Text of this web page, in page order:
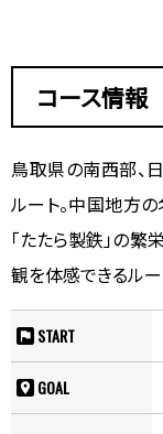
コース情報
鳥取県の南西部、
ルート。中国地方
「たたら製鉄」の
観を体感できるルー
flag START
place GOAL